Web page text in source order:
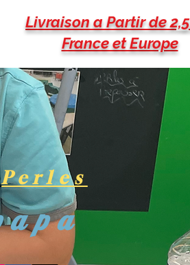
Livraison a Partir de
France et Europe
Perles